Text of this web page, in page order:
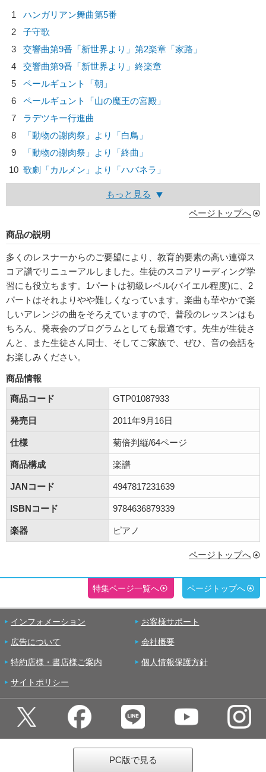
1
ハンガリアン舞曲第5番
2
子守歌
3
交響曲第9番「新世界より」第2楽章「家路」
4
交響曲第9番「新世界より」終楽章
5
ペールギュント「朝」
6
ペールギュント「山の魔王の宮殿」
7
ラデツキー行進曲
8
「動物の謝肉祭」より「白鳥」
9
「動物の謝肉祭」より「終曲」
10 歌劇「カルメン」より「ハバネラ」
もっと見る
ページトップへ
商品の説明
多くのレスナーからのご要望により、教育的要素の高い連弾ス
コア譜でリニューアルしました。生徒のスコアリーディング学
習にも役立ちます。1パートは初級レベル(バイエル程度)に、2
パートはそれよりやや難しくなっています。楽曲も華やかで楽
しいアレンジの曲をそろえていますので、普段のレッスンはも
ちろん、発表会のプログラムとしても最適です。先生が生徒さ
んと、また生徒さん同士、そしてご家族で、ぜひ、音の会話を
お楽しみください。
商品情報
商品コード
GTP01087933
発売日 2011年9月16日
仕様 菊倍判縦/64ページ
商品構成 楽譜
JANコード 4947817231639
ISBNコード 9784636879339
楽器 ピアノ
ページトップへ
特集ページ一覧へ ページトップへ
インフォメーション お客様サポート
広告について 会社概要
特約店様・書店様ご案内 個人情報保護方針
サイトポリシー
PC版で見る